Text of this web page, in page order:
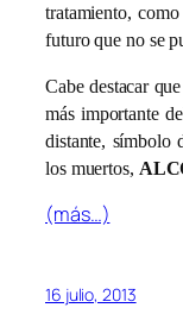
tratamiento,
futuro que no se
Cabe destacar
más importante
distante, símbolo
los muertos,
(más…)
16 julio, 2013